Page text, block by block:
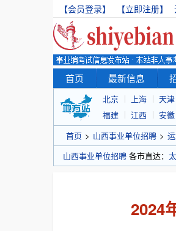
【会员登录】 【立即注册】
首页 最新信息
北京 上海 天津
福建
江西 安徽
首页 > 山西事业单位招聘 >
山西事业单位招聘 各市直达：
2024